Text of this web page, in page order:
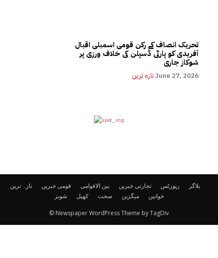
تحریک انصاف کے رکن قومی اسمبلی اقبال
آفریدی کو پارٹی ڈسپلن کی خلاف ورزی پر
شوکاز جاری
تازہ ترینJune 27, 2026
تازہ ترین قومی خبریں بین الاقوامی تجارتی خبریں رپورٹس
بلاگز
شوبز
کھیل صحت میگزین خواتین
© Newspaper WordPress Theme by TagDiv